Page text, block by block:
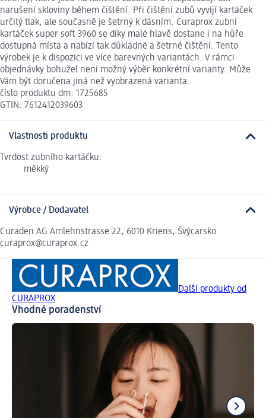
narušení skloviny během čištění. Při čištění zubů vyvíjí kartáček
určitý tlak, ale současně je šetrný k dásním. Curaprox zubní
kartáček super soft 3960 se díky malé hlavě dostane i na hůře
dostupná místa a nabízí tak důkladné a šetrné čištění. Tento
výrobek je k dispozici ve více barevných variantách. V rámci
objednávky bohužel není možný výběr konkrétní varianty. Může
Vám být doručena jiná než vyobrazená varianta.
číslo produktu dm: 1725685
GTIN: 7612412039603
Vlastnosti produktu
Tvrdost zubního kartáčku:
měkký
Výrobce / Dodavatel
Curaden AG Amlehnstrasse 22, 6010 Kriens, Švýcarsko
curaprox@curaprox.cz
Další produkty od
CURAPROX
Vhodné poradenství